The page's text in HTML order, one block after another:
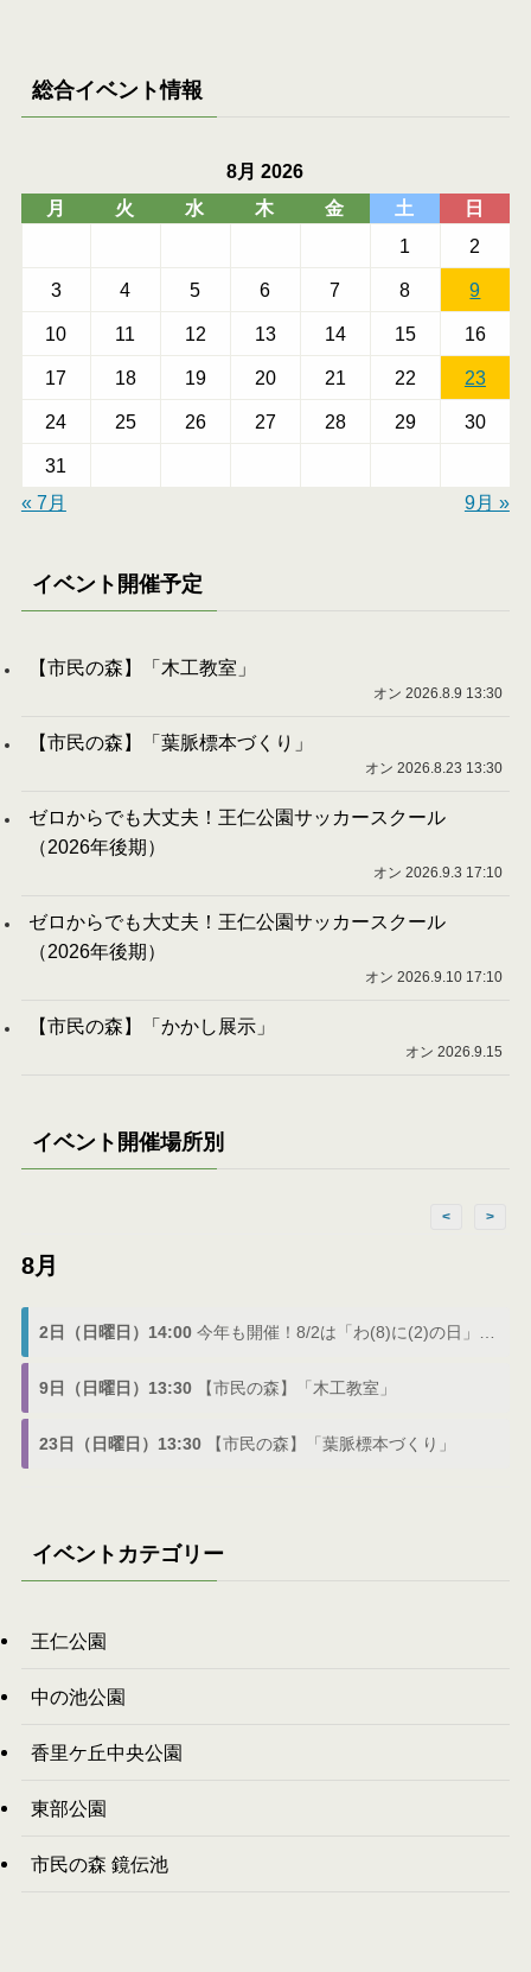
総合イベント情報
8月 2026
月
火 水 木 金 土
日
1
2
3 4 5 6 7 8 9
10 11 12 13 14 15 16
17 18 19 20 21 22 23
24 25 26 27 28 29 30
31
« 7月
9月 »
イベント開催予定
【市民の森】「木工教室」
オン 2026.8.9 13:30
【市民の森】「葉脈標本づくり」
オン 2026.8.23 13:30
ゼロからでも大丈夫！王仁公園サッカースクール
（2026年後期）
オン 2026.9.3 17:10
ゼロからでも大丈夫！王仁公園サッカースクール
（2026年後期）
オン 2026.9.10 17:10
【市民の森】「かかし展示」
オン 2026.9.15
イベント開催場所別
< >
8月
2日（日曜日）14:00 今年も開催！8/2は「わ(8)に(2)の日」でわにフェス
9日（日曜日）13:30 【市民の森】「木工教室」
23日（日曜日）13:30 【市民の森】「葉脈標本づくり」
イベントカテゴリー
王仁公園
中の池公園
香里ケ丘中央公園
東部公園
市民の森 鏡伝池